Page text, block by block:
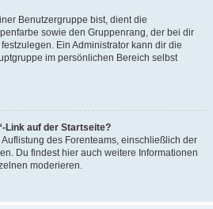
Benutzergruppe bist, dient die
sowie den Gruppenrang, der bei dir
Ein Administrator kann dir die
im persönlichen Bereich selbst
Link auf der Startseite?
des Forenteams, einschließlich der
Du findest hier auch weitere Informationen
moderieren.